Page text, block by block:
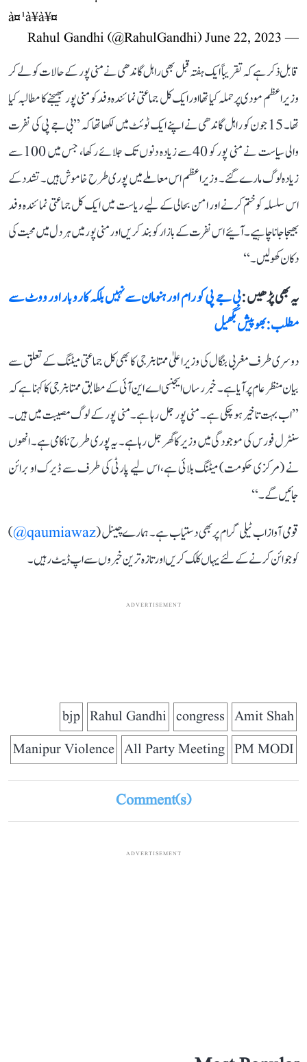
à¤¹à¥à¥¤
— Rahul Gandhi (@RahulGandhi)
June 22, 2023
قابل ذکر ہے کہ تقریباً ایک ہفتہ قبل بھی راہل گاندھی نے منی پور کے حالات کو لے کر
وزیر اعظم مودی پر حملہ کیا تھا اور ایک کل جماعتی نمائندہ وفد کو منی پور بھیجنے کا مطالبہ کیا
تھا۔ 15 جون کو راہل گاندھی نے اپنے ایک ٹوئٹ میں لکھا تھا کہ ’’بی جے پی کی نفرت
والی سیاست نے منی پور کو 40 سے زیادہ دنوں تک جلائے رکھا، جس میں 100 سے
زیادہ لوگ مارے گئے۔ وزیر اعظم اس معاملے میں پوری طرح خاموش ہیں۔ تشدد کے
اس سلسلہ کو ختم کرنے اور امن بحالی کے لیے ریاست میں ایک کل جماعتی نمائندہ وفد
بھیجا جانا چاہیے۔ آئیے اس نفرت کے بازار کو بند کریں اور منی پور میں ہر دل میں محبت کی
دکان کھولیں۔‘‘
یہ بھی پڑھیں :بی جے پی کو رام اور ہنومان سے نہیں بلکہ کاروبار اور ووٹ سے
مطلب: بھوپیش بگھیل
دوسری طرف مغربی بنگال کی وزیر اعلیٰ ممتا بنرجی کا بھی کل جماعتی میٹنگ کے تعلق سے
بیان منظر عام پر آیا ہے۔ خبر رساں ایجنسی اے این آئی کے مطابق ممتا بنرجی کا کہنا ہے کہ
’’اب بہت تاخیر ہو چکی ہے۔ منی پور جل رہا ہے۔ منی پور کے لوگ مصیبت میں ہیں۔
سنٹرل فورس کی موجودگی میں وزیر کا گھر جل رہا ہے۔ یہ پوری طرح ناکامی ہے۔ انھوں
نے (مرکزی حکومت) میٹنگ بلائی ہے، اس لیے پارٹی کی طرف سے ڈیرک او برائن
جائیں گے۔‘‘
قومی آواز اب ٹیلی گرام پر بھی دستیاب ہے۔ ہمارے چینل (qaumiawaz@
)
کو جوائن کرنے کے لئے یہاں کلک کریں اور تازہ ترین خبروں سے اپ ڈیٹ رہیں۔
ADVERTISEMENT
Amit Shah
congress
Rahul Gandhi
bjp
PM MODI
All Party Meeting
Manipur Violence
Comment(s)
ADVERTISEMENT